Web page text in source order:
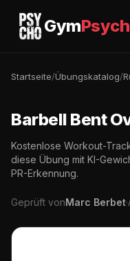
Gym
Startseite/Übungskatalog/
Barbell Bent
Kostenlose Workout-
diese Übung mit KI-
PR-Erkennung.
Geprüft vonMarc Berbet·